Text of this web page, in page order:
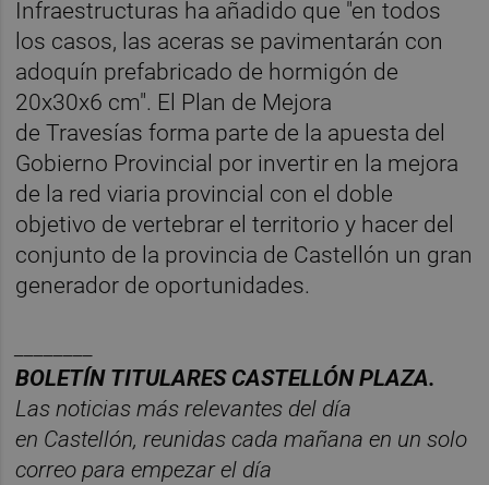
Infraestructuras ha añadido que "en todos
los casos, las aceras se pavimentarán con
adoquín prefabricado de hormigón de
20x30x6 cm". El Plan de Mejora
de Travesías forma parte de la apuesta del
Gobierno Provincial por invertir en la mejora
de la red viaria provincial con el doble
objetivo de vertebrar el territorio y hacer del
conjunto de la provincia de Castellón un gran
generador de oportunidades.
BOLETÍNTITULARES CASTELLÓNPLAZA.
Las noticias más relevantes del día
en Castellón, reunidas cada mañana en un solo
correo para empezar el día